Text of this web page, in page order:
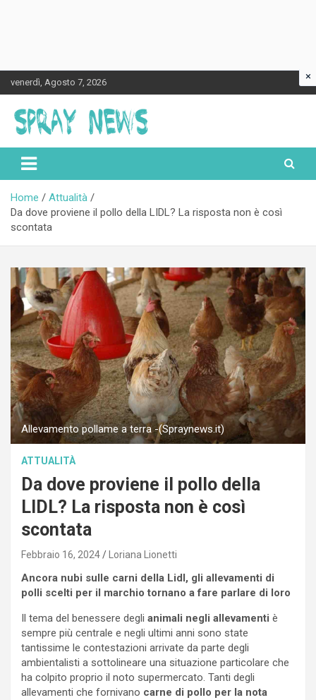
to
content
venerdì, Agosto 7, 2026
Spraynews.it
Home
Attualità
Da dove proviene il pollo della LIDL? La risposta non è così
scontata
Allevamento pollame a terra -(Spraynews.it)
ATTUALITÀ
Da dove proviene il pollo della
LIDL? La risposta non è così
scontata
Febbraio 16, 2024 Loriana Lionetti
Ancora nubi sulle carni della Lidl, gli allevamenti di
polli scelti per il marchio tornano a fare parlare di loro
Il tema del benessere degli animali negli allevamenti è
sempre più centrale e negli ultimi anni sono state
tantissime le contestazioni arrivate da parte degli
ambientalisti a sottolineare una situazione particolare che
ha colpito proprio il noto supermercato. Tanti degli
allevamenti che fornivano carne di pollo per la nota
×